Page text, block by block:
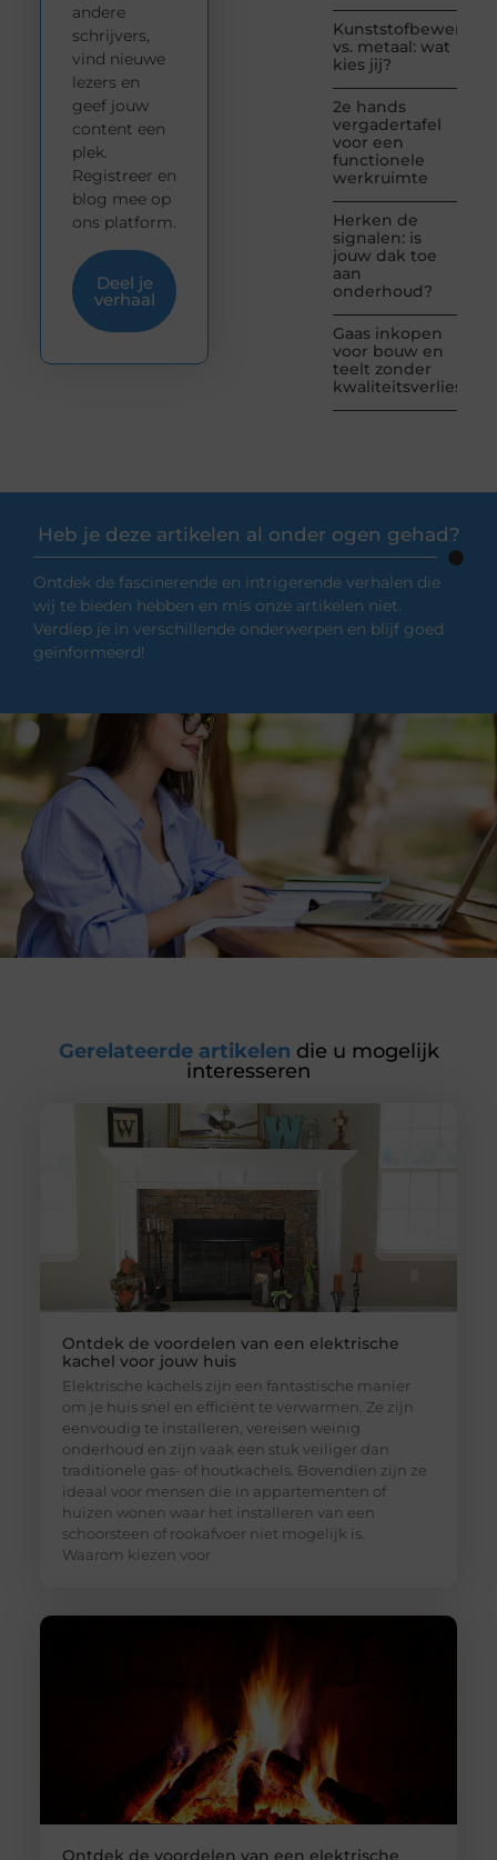
vs. metaal: wat
kies jij?
2e hands
vergadertafel
voor een
functionele
werkruimte
Herken de
signalen: is
jouw dak toe
aan
onderhoud?
Gaas inkopen
voor bouw en
teelt zonder
kwaliteitsverlies
andere
schrijvers,
vind nieuwe
lezers en
geef jouw
content een
plek.
Registreer en
blog mee op
ons platform.
Deel je
verhaal
Heb je deze artikelen al onder ogen gehad?
Ontdek de fascinerende en intrigerende verhalen die
wij te bieden hebben en mis onze artikelen niet.
Verdiep je in verschillende onderwerpen en blijf goed
geïnformeerd!
Gerelateerde artikelen die u mogelijk
interesseren
Ontdek de voordelen van een elektrische
kachel voor jouw huis
Elektrische kachels zijn een fantastische manier
om je huis snel en efficiënt te verwarmen. Ze zijn
eenvoudig te installeren, vereisen weinig
onderhoud en zijn vaak een stuk veiliger dan
traditionele gas- of houtkachels. Bovendien zijn ze
ideaal voor mensen die in appartementen of
huizen wonen waar het installeren van een
schoorsteen of rookafvoer niet mogelijk is.
Waarom kiezen voor
Ontdek de voordelen van een elektrische